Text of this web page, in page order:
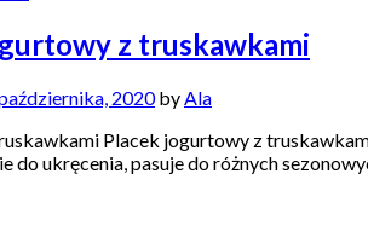
z truskawkami
2020byAla
Placek jogurtowy z
do ukręcenia, pasuje do różnych